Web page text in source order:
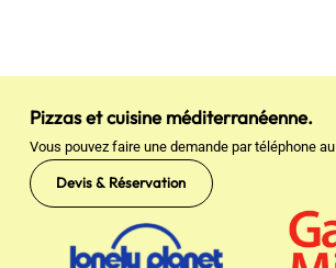
Pizzas et cuisine méditerranéenne.
Vous pouvez faire une demande par téléphone au
Devis & Réservation